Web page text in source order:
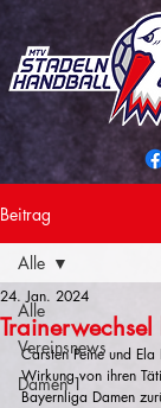
Beitrag
Alle
Vereinsnews
Damen 1
Alle
24. Jan. 2024
Carsten Peine und
Wirkung von ihren
Bayernliga Damen